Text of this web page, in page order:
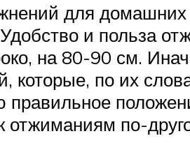
для домашних
и польза
на 80-90 см.
которые, по их
отжиманиям по-